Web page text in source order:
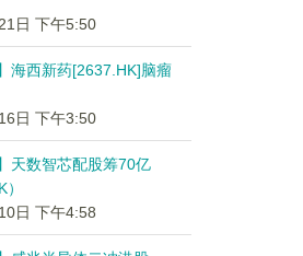
日 下午5:50
海西新药[2637.HK]脑瘤
日 下午3:50
天数智芯配股筹70亿
日 下午4:58